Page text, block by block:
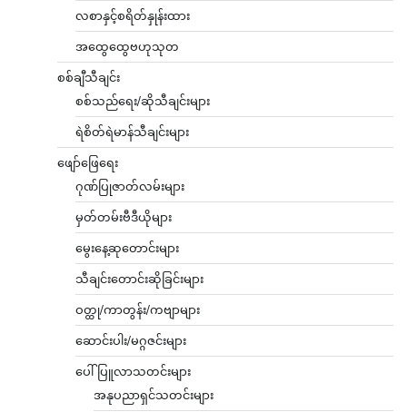
လစာနှင့်စရိတ်နှုန်းထား
အထွေထွေဗဟုသုတ
စစ်ချီသီချင်း
စစ်သည်ရေး/ဆိုသီချင်းများ
ရဲစိတ်ရဲမာန်သီချင်းများ
ဖျော်ဖြေရေး
ဂုဏ်ပြုဇာတ်လမ်းများ
မှတ်တမ်းဗီဒီယိုများ
မွေးနေ့ဆုတောင်းများ
သီချင်းတောင်းဆိုခြင်းများ
ဝတ္ထု/ကာတွန်း/ကဗျာများ
ဆောင်းပါး/မဂ္ဂဇင်းများ
ပေါ်ပြူလာသတင်းများ
အနုပညာရှင်သတင်းများ